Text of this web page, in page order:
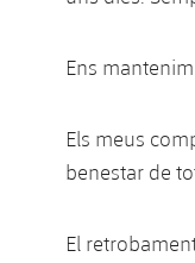
Ens
Els meus
benestar de
El